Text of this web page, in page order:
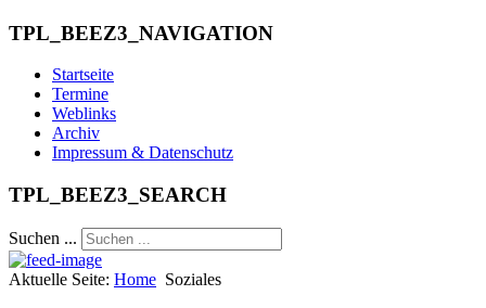
TPL_BEEZ3_NAVIGATION
Startseite
Termine
Weblinks
Archiv
Impressum & Datenschutz
TPL_BEEZ3_SEARCH
Suchen ...
Aktuelle Seite: Home Soziales